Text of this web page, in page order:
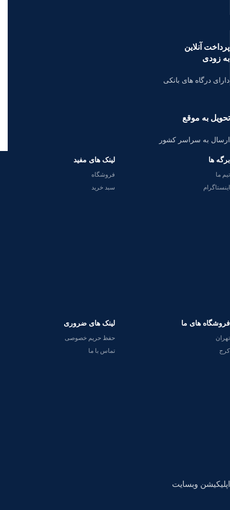
پرداخت آنلاین
به زودی
دارای درگاه های بانکی
تحویل به موقع
ارسال به سراسر کشور
برگه ها
تیم ما
اینستاگرام
لینک های مفید
فروشگاه
سبد خرید
فروشگاه های ما
تهران
کرج
لینک های ضروری
حفظ حریم خصوصی
تماس با ما
اپلیکیشن وبسایت